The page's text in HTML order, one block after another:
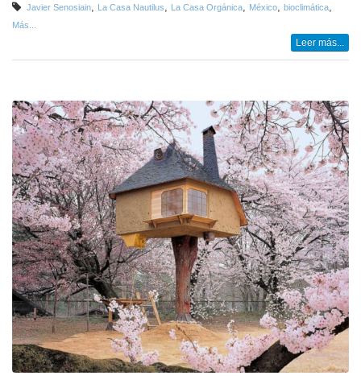
Javier Senosiain, La Casa Nautilus, La Casa Orgánica, México, bioclimática,
Más...
Leer más...